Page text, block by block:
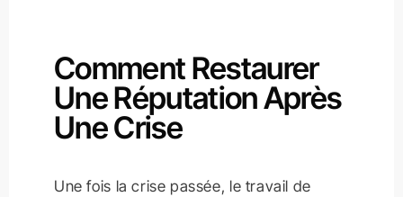
Comment Restaurer
Une Réputation Après
Une Crise
Une fois la crise passée, le travail de